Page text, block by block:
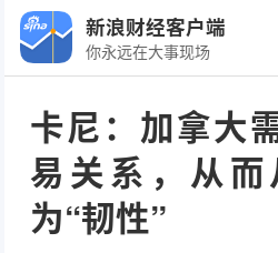
新浪财经客户端
你永远在大事现场
卡尼：加拿大
易关系，从
为“韧性”